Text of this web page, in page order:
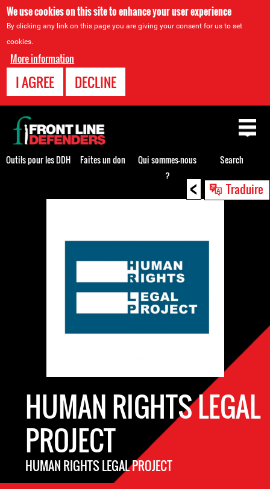
We use cookies on this site to enhance your user experience
By clicking any link on this page you are giving your consent for us to set
cookies.
More information
I AGREE DECLINE
< Traduire
HUMAN RIGHTS LEGAL
PROJECT
HUMAN RIGHTS LEGAL PROJECT
Back
to
top
Outils pour les DDH Faites un don
Qui sommes-nous
?
Search